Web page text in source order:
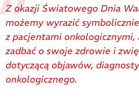
Z okazji Światowego Dnia
możemy wyrazić
z pacjentami
zadbać o swoje zdrowie i
dotyczącą objawów,
onkologicznego.